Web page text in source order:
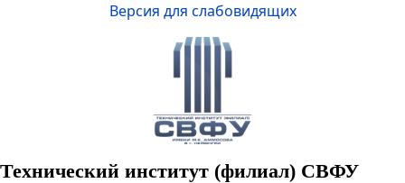
Версия для слабовидящих
Технический институт (филиал) СВФУ